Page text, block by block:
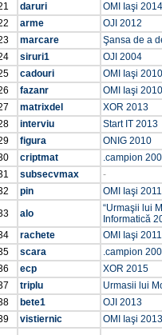
daruri
OMI Iaşi 2014
arme
OJI 2012
marcare
Şansa de a
siruri1
OJI 2004
cadouri
OMI Iaşi 2010
fazanr
OMI Iaşi 2010
matrixdel
XOR 2013
interviu
Start IT 2013
figura
ONIG 2010
criptmat
.campion
subsecvmax
-
pin
OMI Iaşi 2011
alo
“Urmaşii lui
Informatică
rachete
OMI Iaşi 2011
scara
.campion
ecp
XOR 2015
triplu
Urmasii lui
bete1
OJI 2013
vistiernic
OMI Iaşi 2013